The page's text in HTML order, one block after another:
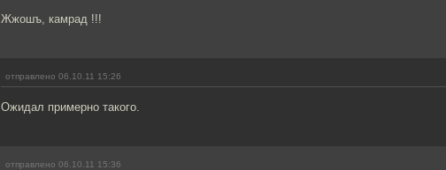
Жжошъ, камрад !!!
отправлено 06.10.11 15:26
Ожидал примерно такого.
отправлено 06.10.11 15:36